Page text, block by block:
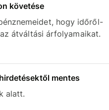
követése
hogy időről-
átváltási árfolyamaikat.
mentes
alatt.